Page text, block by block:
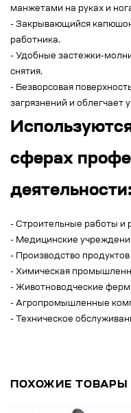
манжетами на руках и
- Закрывающийся
работника.
- Удобные застежки-
снятия.
- Безворсовая
загрязнений и облегчает
сферах
деятельности:
- Строительные работы и
- Медицинские
- Производство
- Химическая
- Животноводческие
- Агропромышленные
- Техническое
ПОХОЖИЕ ТОВАРЫ